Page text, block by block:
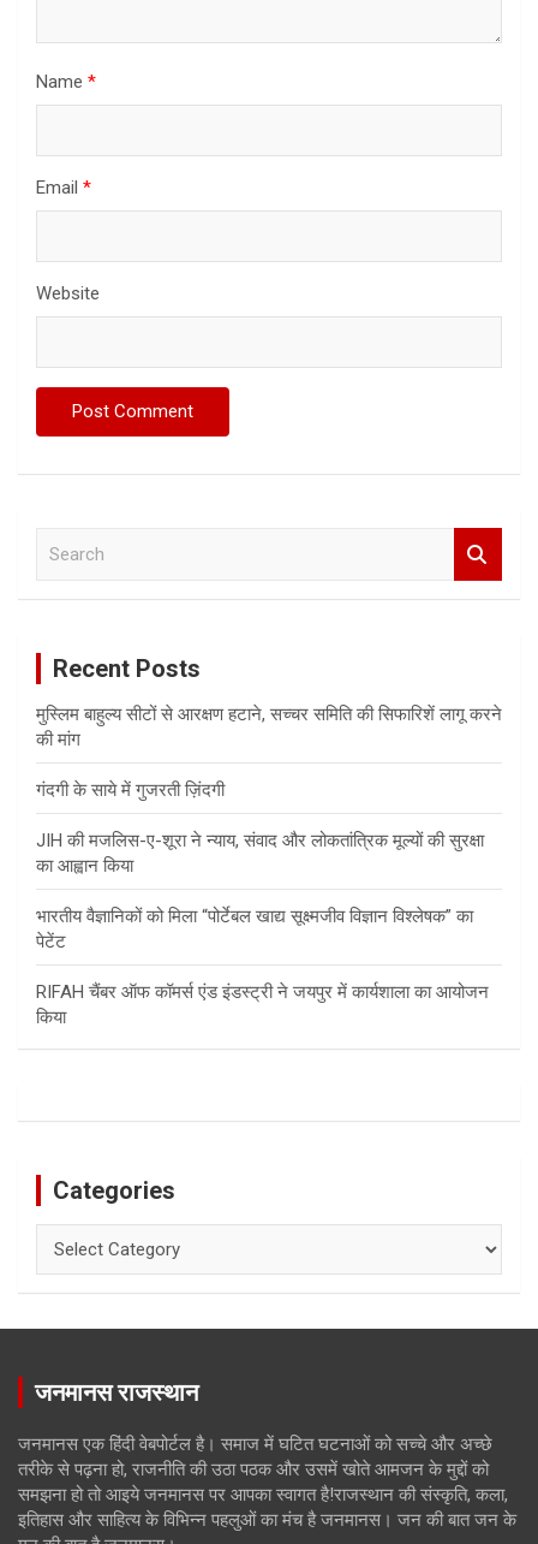
Name *
Email *
Website
Recent Posts
मुस्लिम बाहुल्य सीटों से आरक्षण हटाने, सच्चर समिति की सिफारिशें लागू करने
की मांग
गंदगी के साये में गुजरती ज़िंदगी
JIH की मजलिस-ए-शूरा ने न्याय, संवाद और लोकतांत्रिक मूल्यों की सुरक्षा
का आह्वान किया
भारतीय वैज्ञानिकों को मिला “पोर्टेबल खाद्य सूक्ष्मजीव विज्ञान विश्लेषक” का
पेटेंट
RIFAH चैंबर ऑफ कॉमर्स एंड इंडस्ट्री ने जयपुर में कार्यशाला का आयोजन
किया
Categories
जनमानस राजस्थान
जनमानस एक हिंदी वेबपोर्टल है। समाज में घटित घटनाओं को सच्चे और अच्छे
तरीके से पढ़ना हो, राजनीति की उठा पठक और उसमें खोते आमजन के मुद्दों को
समझना हो तो आइये जनमानस पर आपका स्वागत है!राजस्थान की संस्कृति, कला,
इतिहास और साहित्य के विभिन्न पहलुओं का मंच है जनमानस। जन की बात जन के